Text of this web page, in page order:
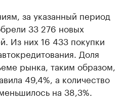
за указанный период
33 276 новых
Из них 16 433 покупки
Доля
рынка, таким образом,
49,4%, а количество
на 38,3%.